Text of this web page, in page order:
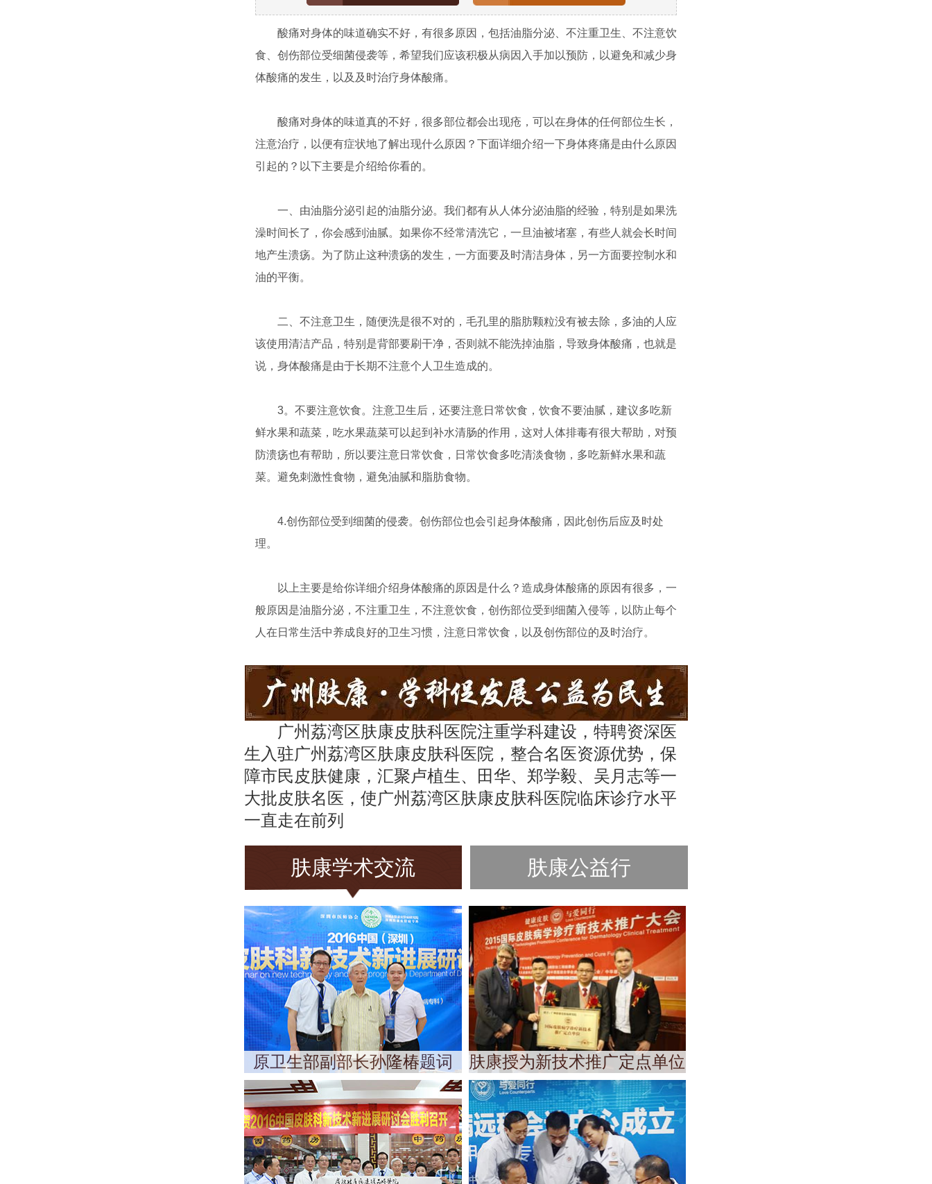
酸痛对身体的味道确实不好，有很多原因，包括油脂分泌、不注重卫生、不注意饮
食、创伤部位受细菌侵袭等，希望我们应该积极从病因入手加以预防，以避免和减少身
体酸痛的发生，以及及时治疗身体酸痛。
酸痛对身体的味道真的不好，很多部位都会出现疮，可以在身体的任何部位生长，
注意治疗，以便有症状地了解出现什么原因？下面详细介绍一下身体疼痛是由什么原因
引起的？以下主要是介绍给你看的。
一、由油脂分泌引起的油脂分泌。我们都有从人体分泌油脂的经验，特别是如果洗
澡时间长了，你会感到油腻。如果你不经常清洗它，一旦油被堵塞，有些人就会长时间
地产生溃疡。为了防止这种溃疡的发生，一方面要及时清洁身体，另一方面要控制水和
油的平衡。
二、不注意卫生，随便洗是很不对的，毛孔里的脂肪颗粒没有被去除，多油的人应
该使用清洁产品，特别是背部要刷干净，否则就不能洗掉油脂，导致身体酸痛，也就是
说，身体酸痛是由于长期不注意个人卫生造成的。
3。不要注意饮食。注意卫生后，还要注意日常饮食，饮食不要油腻，建议多吃新
鲜水果和蔬菜，吃水果蔬菜可以起到补水清肠的作用，这对人体排毒有很大帮助，对预
防溃疡也有帮助，所以要注意日常饮食，日常饮食多吃清淡食物，多吃新鲜水果和蔬
菜。避免刺激性食物，避免油腻和脂肪食物。
4.创伤部位受到细菌的侵袭。创伤部位也会引起身体酸痛，因此创伤后应及时处
理。
以上主要是给你详细介绍身体酸痛的原因是什么？造成身体酸痛的原因有很多，一
般原因是油脂分泌，不注重卫生，不注意饮食，创伤部位受到细菌入侵等，以防止每个
人在日常生活中养成良好的卫生习惯，注意日常饮食，以及创伤部位的及时治疗。
广州荔湾区肤康皮肤科医院注重学科建设，特聘资深医
生入驻广州荔湾区肤康皮肤科医院，整合名医资源优势，保
障市民皮肤健康，汇聚卢植生、田华、郑学毅、吴月志等一
大批皮肤名医，使广州荔湾区肤康皮肤科医院临床诊疗水平
一直走在前列
肤康学术交流 肤康公益行
原卫生部副部长孙隆椿题词 肤康授为新技术推广定点单位